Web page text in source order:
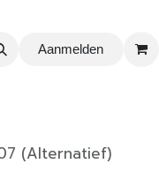
Aanmelden
(Alternatief)